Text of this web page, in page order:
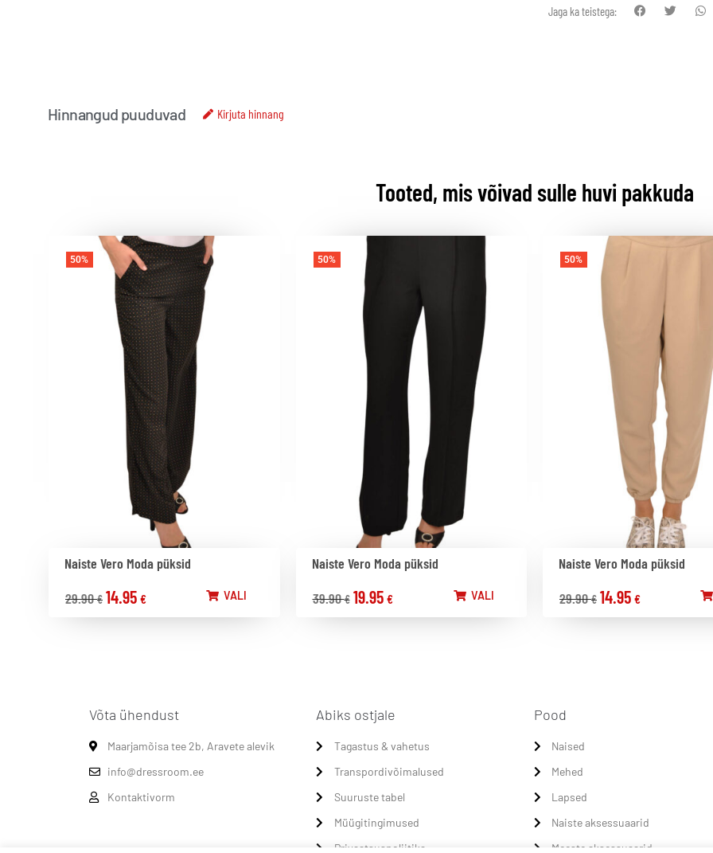
Jaga ka teistega:
Hinnangud puuduvad Kirjuta hinnang
Tooted, mis võivad sulle huvi pakkuda
50%
Naiste Vero Moda püksid
29.90€ 14.95 € VALI
50%
Naiste Vero Moda püksid
39.90€ 19.95 € VALI
50%
Naiste Vero Moda püksid
29.90€ 14.95 €
Võta ühendust
Maarjamõisa tee 2b, Aravete alevik
info@dressroom.ee
Kontaktivorm
Abiks ostjale
Tagastus & vahetus
Transpordivõimalused
Suuruste tabel
Müügitingimused
Privaatsuspoliitika
Pood
Naised
Mehed
Lapsed
Naiste aksessuaarid
Meeste aksessuaarid